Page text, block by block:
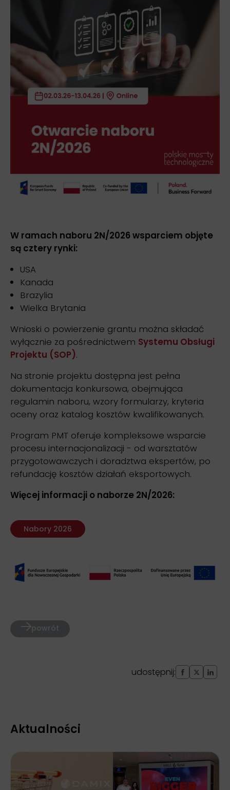
W ramach naboru 2N/2026 wsparciem objęte
są cztery rynki:
USA
Kanada
Brazylia
Wielka Brytania
Wnioski o powierzenie grantu można składać
wyłącznie za pośrednictwem Systemu Obsługi
Projektu (SOP).
Na stronie projektu dostępna jest pełna
dokumentacja konkursowa, obejmująca
regulamin naboru, wzory formularzy, kryteria
oceny oraz katalog kosztów kwalifikowanych.
Program PMT oferuje kompleksowe wsparcie
procesu internacjonalizacji - od warsztatów
przygotowawczych i doradztwa ekspertów, po
refundację kosztów działań eksportowych.
Więcej informacji o naborze 2N/2026:
Nabory 2026
powrót
udostępnij:
Aktualności